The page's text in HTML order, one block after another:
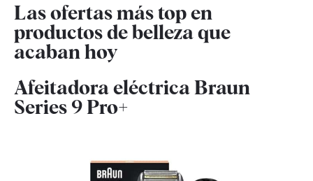
Las ofertas más top en
productos de belleza que
acaban hoy
Afeitadora eléctrica Braun
Series 9 Pro+